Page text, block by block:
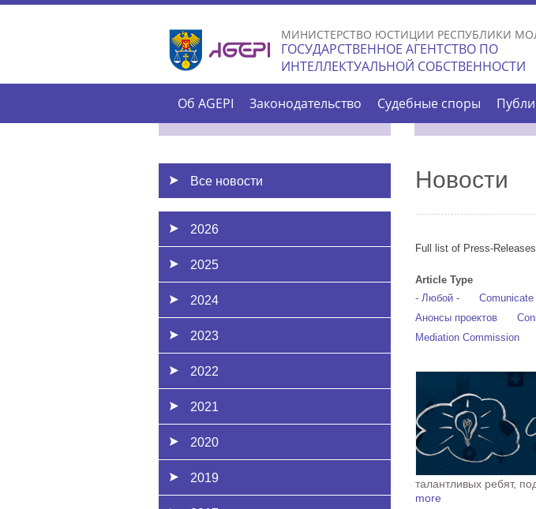
Skip to
main
content
МИНИСТЕРСТВО ЮСТИЦИИ РЕСПУБЛИКИ
ГОСУДАРСТВЕННОЕ АГЕНТСТВО ПО
ИНТЕЛЛЕКТУАЛЬНОЙ СОБСТВЕННОСТИ
Об AGEPI Законодательство Судебные споры
Все новости
2026
2025
2024
2023
2022
2021
2020
2019
Новости
Full list of Press-
Article Type
- Любой -
Анонсы проектов
Mediation Commission
талантливых ребят,
more